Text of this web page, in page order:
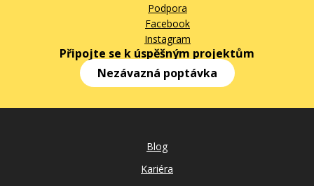
Podpora
Facebook
Instagram
Připojte se k úspěšným projektům
Nezávazná poptávka
Blog
Kariéra